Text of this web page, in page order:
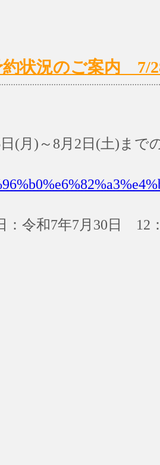
状況のご案内 7/
日(月)～8月2日(土)まで
：令和7年7月30日 12